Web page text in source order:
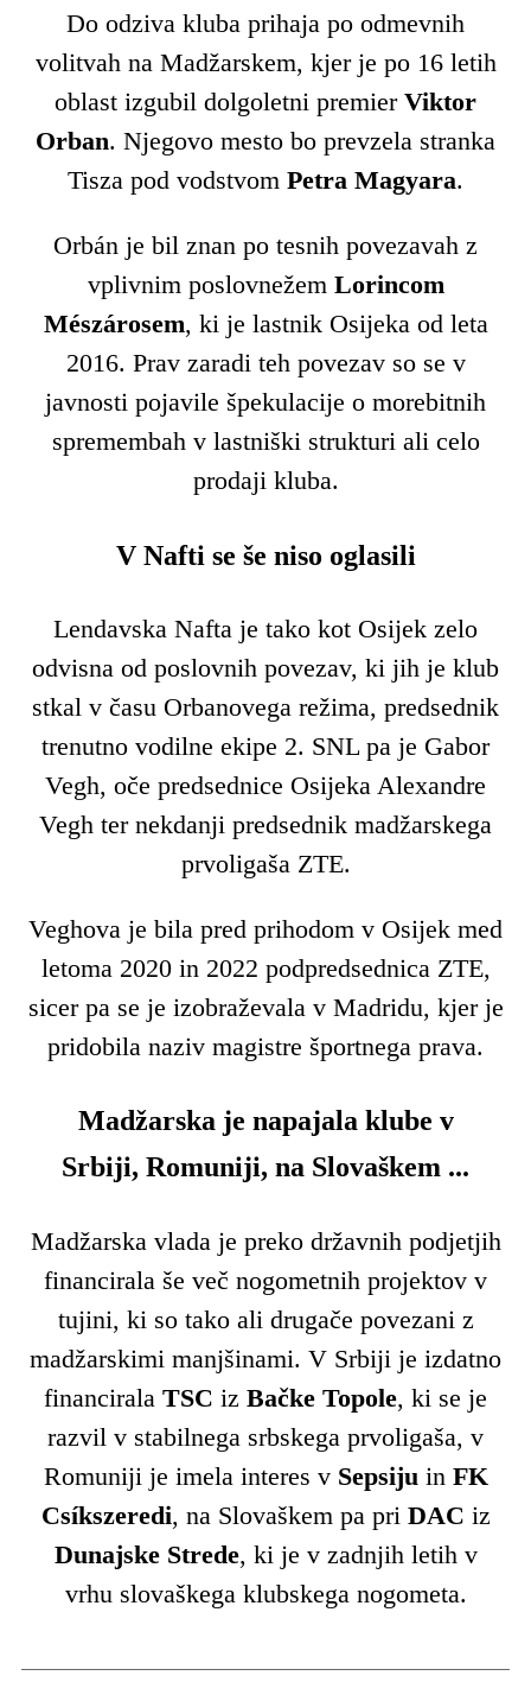
Do odziva kluba prihaja po odmevnih
volitvah na Madžarskem, kjer je po 16 letih
oblast izgubil dolgoletni premier Viktor
Orban. Njegovo mesto bo prevzela stranka
Tisza pod vodstvom Petra Magyara.
Orbán je bil znan po tesnih povezavah z
vplivnim poslovnežem Lorincom
Mészárosem, ki je lastnik Osijeka od leta
2016. Prav zaradi teh povezav so se v
javnosti pojavile špekulacije o morebitnih
spremembah v lastniški strukturi ali celo
prodaji kluba.
V Nafti se še niso oglasili
Lendavska Nafta je tako kot Osijek zelo
odvisna od poslovnih povezav, ki jih je klub
stkal v času Orbanovega režima, predsednik
trenutno vodilne ekipe 2. SNL pa je Gabor
Vegh, oče predsednice Osijeka Alexandre
Vegh ter nekdanji predsednik madžarskega
prvoligaša ZTE.
Veghova je bila pred prihodom v Osijek med
letoma 2020 in 2022 podpredsednica ZTE,
sicer pa se je izobraževala v Madridu, kjer je
pridobila naziv magistre športnega prava.
Madžarska je napajala klube v
Srbiji, Romuniji, na Slovaškem ...
Madžarska vlada je preko državnih podjetjih
financirala še več nogometnih projektov v
tujini, ki so tako ali drugače povezani z
madžarskimi manjšinami. V Srbiji je izdatno
financirala TSC iz Bačke Topole, ki se je
razvil v stabilnega srbskega prvoligaša, v
Romuniji je imela interes v Sepsiju in FK
Csíkszeredi, na Slovaškem pa pri DAC iz
Dunajske Strede, ki je v zadnjih letih v
vrhu slovaškega klubskega nogometa.